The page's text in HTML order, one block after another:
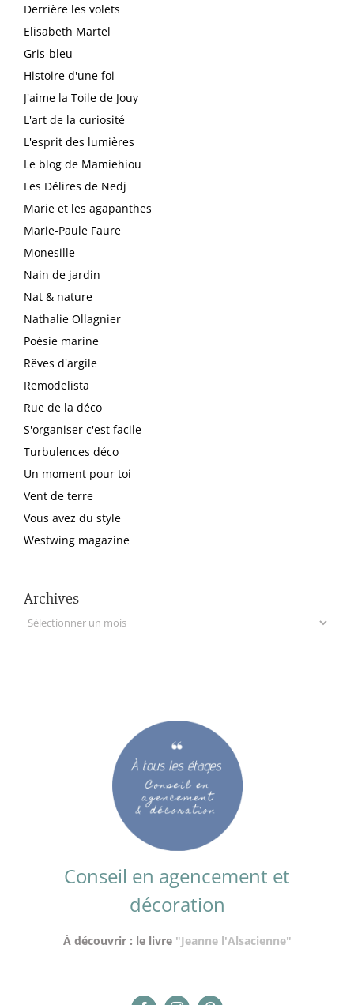
Derrière les volets
Elisabeth Martel
Gris-bleu
Histoire d'une foi
J'aime la Toile de Jouy
L'art de la curiosité
L'esprit des lumières
Le blog de Mamiehiou
Les Délires de Nedj
Marie et les agapanthes
Marie-Paule Faure
Monesille
Nain de jardin
Nat & nature
Nathalie Ollagnier
Poésie marine
Rêves d'argile
Remodelista
Rue de la déco
S'organiser c'est facile
Turbulences déco
Un moment pour toi
Vent de terre
Vous avez du style
Westwing magazine
Archives
Archives
Conseil en agencement et
décoration
À découvrir : le livre "Jeanne l'Alsacienne"